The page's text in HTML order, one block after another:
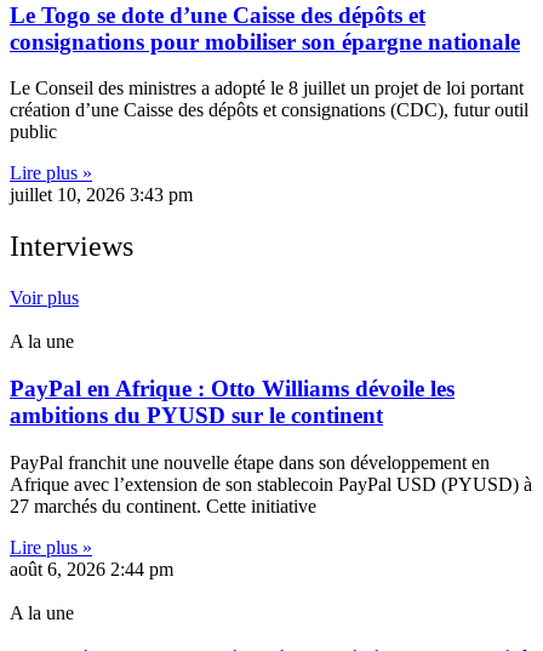
Le Togo se dote d’une Caisse des dépôts et
consignations pour mobiliser son épargne nationale
Le Conseil des ministres a adopté le 8 juillet un projet de loi portant
création d’une Caisse des dépôts et consignations (CDC), futur outil
public
Lire plus »
juillet 10, 2026 3:43 pm
Interviews
Voir plus
A la une
PayPal en Afrique : Otto Williams dévoile les
ambitions du PYUSD sur le continent
PayPal franchit une nouvelle étape dans son développement en
Afrique avec l’extension de son stablecoin PayPal USD (PYUSD) à
27 marchés du continent. Cette initiative
Lire plus »
août 6, 2026 2:44 pm
A la une